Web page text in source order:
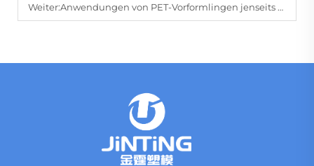
Weiter:Anwendungen von PET-Vorformlingen jenseits von Wasser: Saft, Öl und Haushaltsprodukte